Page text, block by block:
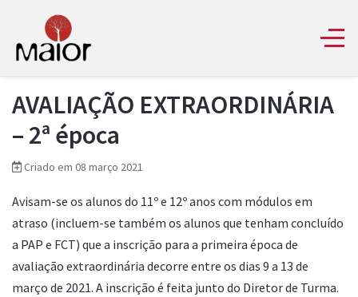
AVALIAÇÃO EXTRAORDINÁRIA
– 2ª época
Criado em 08 março 2021
Avisam-se os alunos do 11º e 12º anos com módulos em
atraso (incluem-se também os alunos que tenham concluído
a PAP e FCT) que a inscrição para a primeira época de
avaliação extraordinária decorre entre os dias 9 a 13 de
março de 2021. A inscrição é feita junto do Diretor de Turma.